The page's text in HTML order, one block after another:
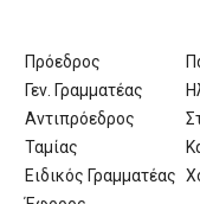
Πρόεδρος
Γεν. Γραμματέας
Αντιπρόεδρος
Ταμίας
Ειδικός Γραμματέας